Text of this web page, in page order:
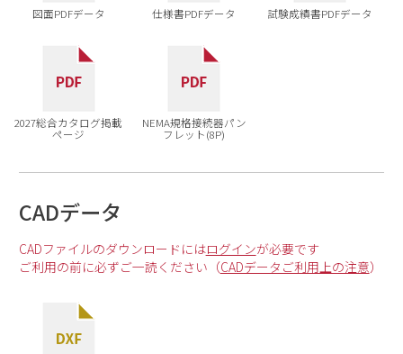
図面PDFデータ 仕様書PDFデータ 試験成績書PDFデータ
2027総合カタログ掲載
ページ
NEMA規格接続器パン
フレット(8P)
CADデータ
CADファイルのダウンロードにはログインが必要です
ご利用の前に必ずご一読ください（CADデータご利用上の注意）